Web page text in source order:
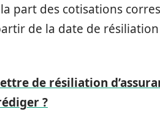
part des cotisations
de la date de
de résiliation
?